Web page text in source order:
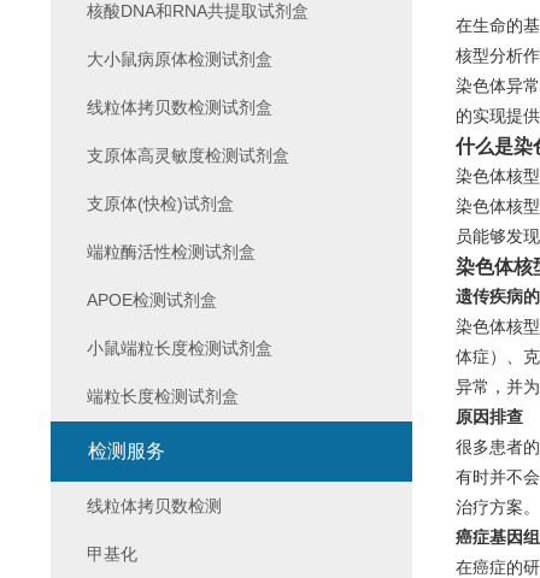
在生命的
核型分析
染色体异
的实现提
什么是染
染色体核
染色体核
员能够发
染色体核
遗传疾病
染色体核
体症）、
异常，并
原因排查
很多患者
有时并不
治疗方案。
癌症基因
在癌症的
核酸DNA和RNA共提取试剂盒
大小鼠病原体检测试剂盒
线粒体拷贝数检测试剂盒
支原体高灵敏度检测试剂盒
支原体(快检)试剂盒
端粒酶活性检测试剂盒
APOE检测试剂盒
小鼠端粒长度检测试剂盒
端粒长度检测试剂盒
检测服务
线粒体拷贝数检测
甲基化